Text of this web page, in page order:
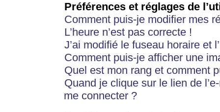
Préférences et réglages de
Comment puis-je modifier mes
L’heure n’est pas correcte !
J’ai modifié le fuseau horaire et
Comment puis-je afficher une
Quel est mon rang et comment
Quand je clique sur le lien de
me connecter ?